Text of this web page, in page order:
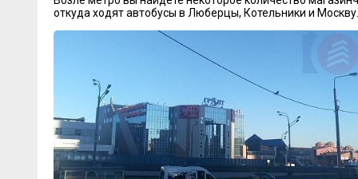
откуда ходят автобусы в Люберцы, Котельники и Москву.